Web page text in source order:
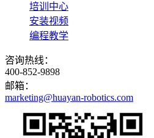
培训中心
安装视频
编程教学
咨询热线：
400-852-9898
邮箱：
marketing@huayan-robotics.com